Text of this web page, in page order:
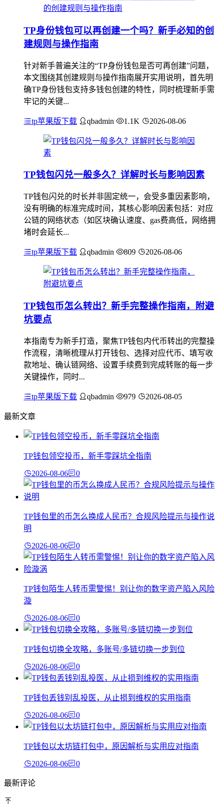
TP身份钱包可以再创建一个吗？新手必知的创
建规则与操作指南
针对新手普遍关注的“TP身份钱包是否可再创建”问题，
本文围绕其创建规则与操作指南展开实用说明，首先明
确TP身份钱包支持多钱包创建的特性，同时梳理新手需
牢记的关键...
tp苹果版下载 qbadmin 1.1K 2026-08-06
TP钱包闪兑一般多久？详解时长与影响因素
TP钱包闪兑的时长并非固定统一，会受多重因素影响，
没有明确的标准完成时间，其核心影响因素包括：对应
公链的网络状态（如区块确认速度、gas费高低，网络拥
堵时会延长...
tp苹果版下载 qbadmin 809 2026-08-06
TP钱包币怎么转出？新手完整操作指南，附避
坑要点
本指南专为新手打造，聚焦TP钱包内代币转出的完整操
作流程，清晰梳理从打开钱包、选择对应代币、填写收
款地址、确认链网络、设置手续费到完成转账的每一步
关键操作，同时...
tp苹果版下载 qbadmin 979 2026-08-05
最新文章
TP钱包领空投币，新手零踩坑全指南
2026-08-06 0
TP钱包里的币怎么换成人民币？合规风险提示与操作说
明
2026-08-06 0
TP钱包陌生人转币需警惕！别让你的数字资产陷入风险
漩
2026-08-06 0
TP钱包切换全攻略，多账号/多链切换一步到位
2026-08-06 0
TP钱包丢钱别乱投医，从止损到维权的实用指南
2026-08-06 0
TP钱包以太坊链打包中，原因解析与实用应对指南
2026-08-06 0
最新评论